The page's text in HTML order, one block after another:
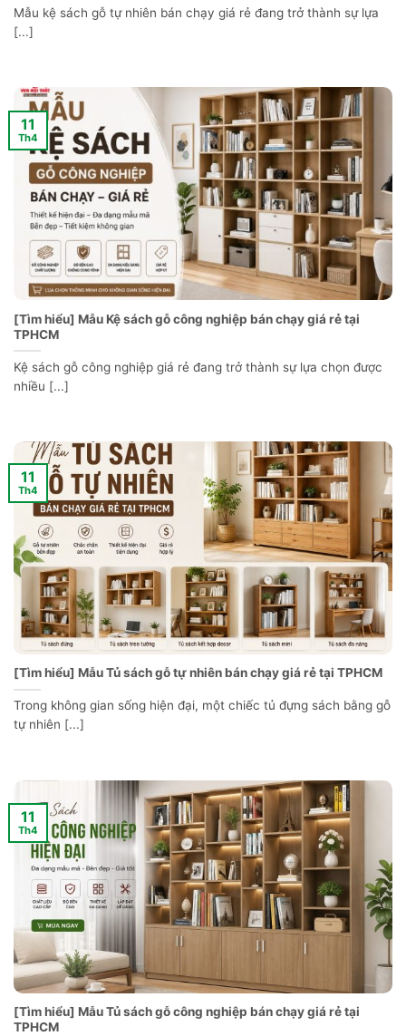
Mẫu kệ sách gỗ tự nhiên bán chạy giá rẻ đang trở thành sự lựa
[...]
[Tìm hiểu] Mẫu Kệ sách gỗ công nghiệp bán chạy giá rẻ tại
TPHCM
Kệ sách gỗ công nghiệp giá rẻ đang trở thành sự lựa chọn được
nhiều [...]
11
Th4
[Tìm hiểu] Mẫu Tủ sách gỗ tự nhiên bán chạy giá rẻ tại TPHCM
Trong không gian sống hiện đại, một chiếc tủ đựng sách bằng gỗ
tự nhiên [...]
11
Th4
[Tìm hiểu] Mẫu Tủ sách gỗ công nghiệp bán chạy giá rẻ tại
TPHCM
11
Th4